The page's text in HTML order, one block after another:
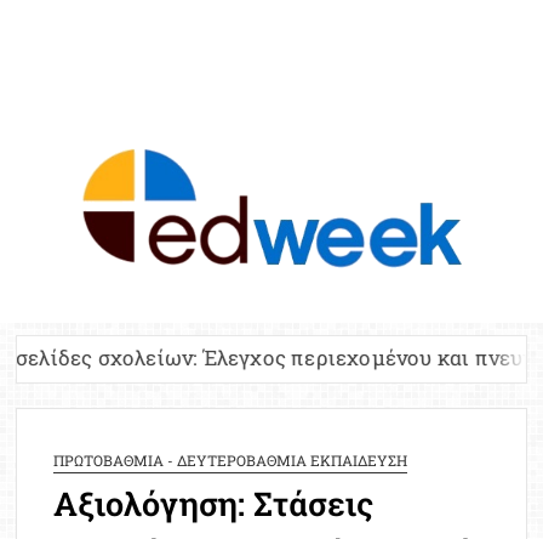
Έλεγχος περιεχομένου και πνευματικών
ΠΡΩΤΟΒΑΘΜΙΑ - ΔΕΥΤΕΡΟΒΑΘΜΙΑ ΕΚΠΑΙΔΕΥΣΗ
Αξιολόγηση: Στάσεις